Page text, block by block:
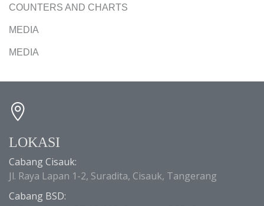
COUNTERS AND CHARTS
MEDIA
MEDIA
LOKASI
Cabang Cisauk:
Jl. Raya Lapan 1-2, Suradita, Cisauk, Tangerang
Cabang BSD: